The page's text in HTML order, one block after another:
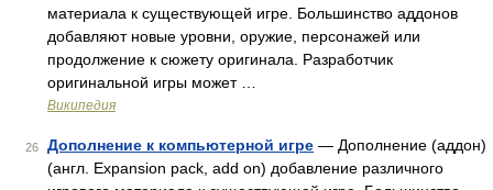
материала к существующей игре. Большинство аддонов
добавляют новые уровни, оружие, персонажей или
продолжение к сюжету оригинала. Разработчик
оригинальной игры может …
Википедия
26 Дополнение к компьютерной игре — Дополнение (аддон)
(англ. Expansion pack, add on) добавление различного